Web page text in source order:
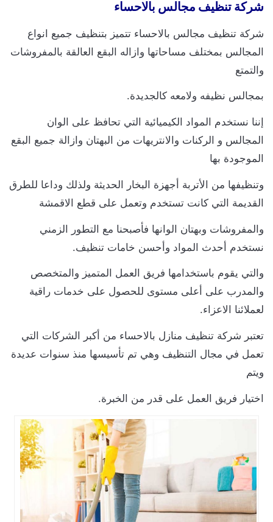
شركة تنظيف مجالس بالاحساء
شركة تنظيف مجالس بالاحساء تتميز بتنظيف جميع انواع
المجالس بمختلف مساحاتها وازاله البقع العالقة بالمفروشات
والتمتع
بمجالس نظيفه ولامعه كالجديدة.
إننا نستخدم المواد الكيميائية التي تحافظ على الوان
المجالس و الركنات والانتريهات من البهتان وازالة جميع البقع
الموجودة بها
وتنظيفها من الأتربة أجهزة البخار الحديثة ولذلك وداعا للطرق
القديمة التي كانت تستخدم وتعمل على قطع الاقمشة
والمفروشات وبهتان الوانها فأصبحنا مع التطور الزمني
نستخدم أحدث المواد وأحسن خامات تنظيف.
والتي يقوم باستخدامها فريق العمل المتميز والمتخصص
والمدرب على أعلى مستوى للحصول على خدمات راقية
لعملائنا الاعزاء.
تعتبر شركة تنظيف منازل بالاحساء من أكبر الشركات التي
تعمل في مجال التنظيف وهي تم تأسيسها منذ سنوات عديدة
ويتم
اختيار فريق العمل على قدر من الخبرة.